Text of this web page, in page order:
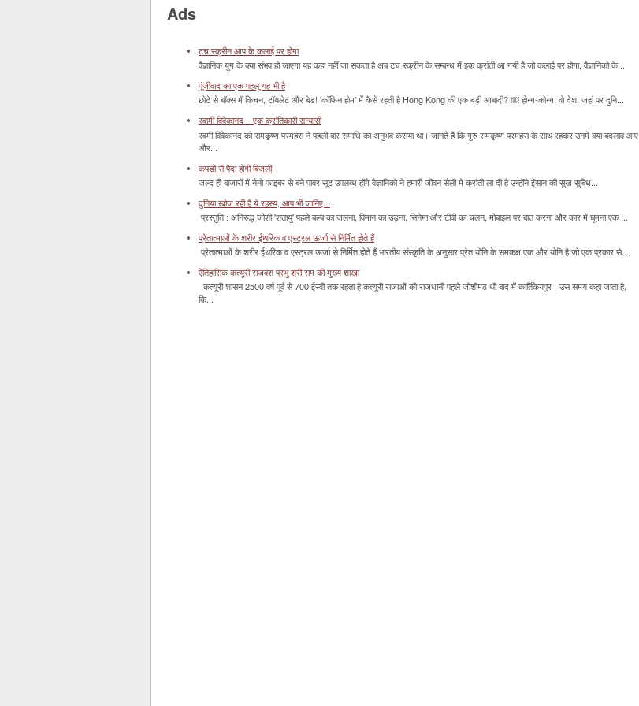
Ads
टच स्क्रीन आप के कलाई पर होगा
वैज्ञानिक युग के क्या संभव हो जाएगा यह कहा नहीं जा सकता है अब टच स्क्रीन के सम्बन्ध में इक क्रांती आ गयी है जो कलाई पर होगा, वैज्ञानिको के...
पूंजीवाद का एक पहलू यह भी है
छोटे से बॉक्‍स में किचन, टॉयलेट और बेड! 'कॉफिन होम' में कैसे रहती है Hong Kong की एक बड़ी आबादी? ￼ होन्ग-कोन्ग. वो देश, जहां पर दुनि...
स्वामी विवेकानंद – एक क्रांतिकारी सन्यासी
स्वमी विवेकानंद को रामकृष्ण परमहंस ने पहली बार समाधि का अनुभव कराया था। जानते हैं कि गुरु रामकृष्ण परमहंस के साथ रहकर उनमें क्या बदलाव आए
और...
कपड़ो से पैदा होगी बिजली
जल्द ही बाजारों में नैनो फाइबर से बने पावर सूट उपलब्ध होंगे वैज्ञानिको ने हमारी जीवन सैली में क्रांती ला दी है उन्होंने इंसान की सुख सुबिध...
दुनिया खोज रही है ये रहस्य, आप भी जानिए...
प्रस्तुति : अनिरुद्ध जोशी 'शतायु' पहले बल्ब का जलना, विमान का उड़ना, सिनेमा और टीवी का चलन, मोबाइल पर बात करना और कार में घूमना एक ...
प्रेतात्माओं के शरीर ईथरिक व एस्ट्रल ऊर्जा से निर्मित होते हैं
प्रेतात्माओं के शरीर ईथरिक व एस्ट्रल ऊर्जा से निर्मित होते हैं भारतीय संस्कृति के अनुसार प्रेत योनि के समकक्ष एक और योनि है जो एक प्रकार से...
ऐतिहासिक कत्यूरी राजवंश प्रभु श्री राम की मुख्य शाखा
कत्यूरी शासन 2500 वर्ष पूर्व से 700 ईस्वी तक रहता है कत्यूरी राजाओं की राजधानी पहले जोशीमठ थी बाद में कार्तिकेयपुर। उस समय कहा जाता है,
कि...